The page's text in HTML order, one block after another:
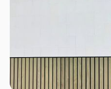
입장은 밝히지 않았습니다.)실제로 ‘
사용하는 자연어를 활용해 직관적으로
트렌드로 자리 잡는 추세입니다. 4일
경쟁자 ‘커서(Cursor)’는 새로운 투자
90억달러(약 12조5000억원)를 돌파